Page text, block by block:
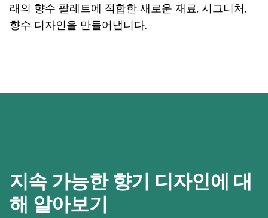
래의 향수 팔레트에 적합한 새로운 재료, 시그니처,
향수 디자인을 만들어냅니다.
지속 가능한 향기 디자인에 대
해 알아보기